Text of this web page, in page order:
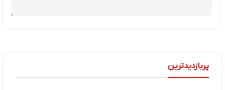
پربازدیدترین